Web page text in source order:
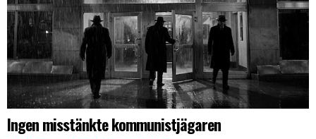
Ingen misstänkte kommunistjägaren